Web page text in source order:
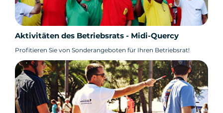
Aktivitäten des Betriebsrats - Midi-Quercy
Profitieren Sie von Sonderangeboten für Ihren Betriebsrat!